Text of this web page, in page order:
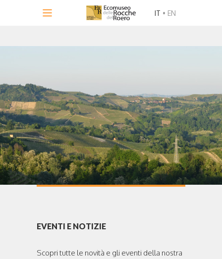
IT • EN
EVENTI E NOTIZIE
Scopri tutte le novità e gli eventi della nostra